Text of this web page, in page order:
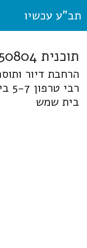
תב"ע עכשיו
תוכנית 102-0650804 בית-שמש
בית שמש